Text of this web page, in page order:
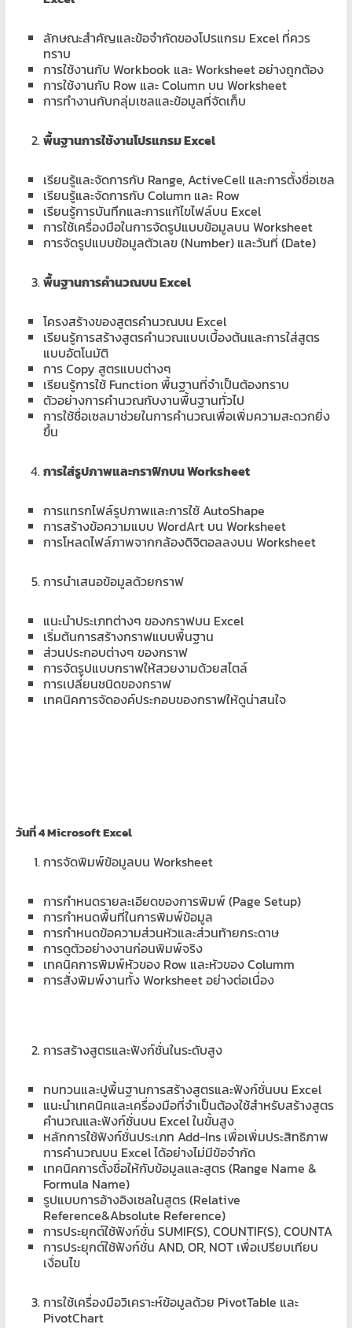
ลักษณะสำคัญและข้อจำกัดของโปรแกรม Excel ที่ควร
ทราบ
การใช้งานกับ Workbook และ Worksheet อย่างถูกต้อง
การใช้งานกับ Row และ Column บน Worksheet
การทำงานกับกลุ่มเซลและข้อมูลที่จัดเก็บ
พื้นฐานการใช้งานโปรแกรม Excel
เรียนรู้และจัดการกับ Range, ActiveCell และการตั้งชื่อเซล
เรียนรู้และจัดการกับ Column และ Row
เรียนรู้การบันทึกและการแก้ไขไฟล์บน Excel
การใช้เครื่องมือในการจัดรูปแบบข้อมูลบน Worksheet
การจัดรูปแบบข้อมูลตัวเลข (Number) และวันที่ (Date)
พื้นฐานการคำนวณบน Excel
โครงสร้างของสูตรคำนวณบน Excel
เรียนรู้การสร้างสูตรคำนวณแบบเบื้องต้นและการใส่สูตร
แบบอัตโนมัติ
การ Copy สูตรแบบต่างๆ
เรียนรู้การใช้ Function พื้นฐานที่จำเป็นต้องทราบ
ตัวอย่างการคำนวณกับงานพื้นฐานทั่วไป
การใช้ชื่อเซลมาช่วยในการคำนวณเพื่อเพิ่มความสะดวกยิ่ง
ขึ้น
การใส่รูปภาพและกราฟิกบน Worksheet
การแทรกไฟล์รูปภาพและการใช้ AutoShape
การสร้างข้อความแบบ WordArt บน Worksheet
การโหลดไฟล์ภาพจากกล้องดิจิตอลลงบน Worksheet
การนำเสนอข้อมูลด้วยกราฟ
แนะนำประเภทต่างๆ ของกราฟบน Excel
เริ่มต้นการสร้างกราฟแบบพื้นฐาน
ส่วนประกอบต่างๆ ของกราฟ
การจัดรูปแบบกราฟให้สวยงามด้วยสไตล์
การเปลี่ยนชนิดของกราฟ
เทคนิคการจัดองค์ประกอบของกราฟให้ดูน่าสนใจ
วันที่4 Microsoft Excel
การจัดพิมพ์ข้อมูลบน Worksheet
การกำหนดรายละเอียดของการพิมพ์ (Page Setup)
การกำหนดพื้นที่ในการพิมพ์ข้อมูล
การกำหนดข้อความส่วนหัวและส่วนท้ายกระดาษ
การดูตัวอย่างงานก่อนพิมพ์จริง
เทคนิคการพิมพ์หัวของ Row และหัวของ Columm
การสั่งพิมพ์งานทั้ง Worksheet อย่างต่อเนื่อง
การสร้างสูตรและฟังก์ชั่นในระดับสูง
ทบทวนและปูพื้นฐานการสร้างสูตรและฟังก์ชั่นบน Excel
แนะนำเทคนิคและเครื่องมือที่จำเป็นต้องใช้สำหรับสร้างสูตร
คำนวณและฟังก์ชั่นบน Excel ในขั้นสูง
หลักการใช้ฟังก์ชั่นประเภท Add-Ins เพื่อเพิ่มประสิทธิภาพ
การคำนวณบน Excel ได้อย่างไม่มีข้อจำกัด
เทคนิคการตั้งชื่อให้กับข้อมูลและสูตร (Range Name &
Formula Name)
รูปแบบการอ้างอิงเซลในสูตร (Relative
Reference&Absolute Reference)
การประยุกต์ใช้ฟังก์ชั่น SUMIF(S), COUNTIF(S), COUNTA
การประยุกต์ใช้ฟังก์ชั่น AND, OR, NOT เพื่อเปรียบเทียบ
เงื่อนไข
การใช้เครื่องมือวิเคราะห์ข้อมูลด้วย PivotTable และ
PivotChart